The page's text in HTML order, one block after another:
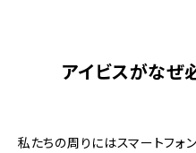
アイビスがなぜ
私たちの周りにはスマートフォ